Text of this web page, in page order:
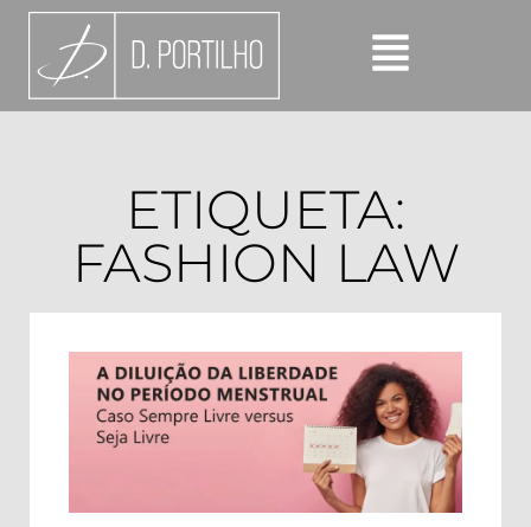
ETIQUETA:
FASHION LAW